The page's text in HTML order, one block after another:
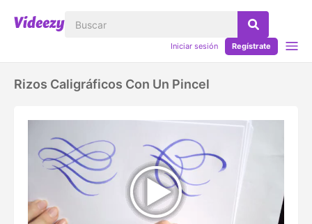
Iniciar sesión Regístrate
Rizos Caligráficos Con Un Pincel